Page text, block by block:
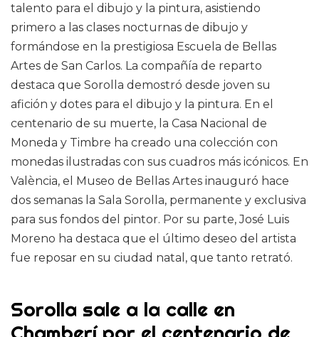
talento para el dibujo y la pintura, asistiendo
primero a las clases nocturnas de dibujo y
formándose en la prestigiosa Escuela de Bellas
Artes de San Carlos. La compañía de reparto
destaca que Sorolla demostró desde joven su
afición y dotes para el dibujo y la pintura. En el
centenario de su muerte, la Casa Nacional de
Moneda y Timbre ha creado una colección con
monedas ilustradas con sus cuadros más icónicos. En
València, el Museo de Bellas Artes inauguró hace
dos semanas la Sala Sorolla, permanente y exclusiva
para sus fondos del pintor. Por su parte, José Luis
Moreno ha destaca que el último deseo del artista
fue reposar en su ciudad natal, que tanto retrató.
Sorolla sale a la calle en
Chamberí por el centenario de